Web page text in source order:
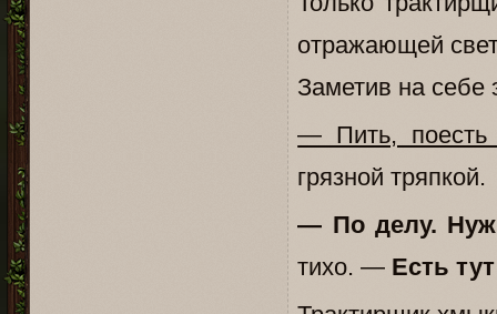
отражающей
Заметив на себе
— Пить, поесть
грязной тряпкой.
— По делу.
тихо. — Есть